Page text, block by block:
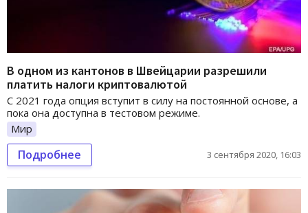
В одном из кантонов в Швейцарии разрешили
платить налоги криптовалютой
С 2021 года опция вступит в силу на постоянной основе, а
пока она доступна в тестовом режиме.
Мир
Подробнее 3 сентября 2020, 16:03